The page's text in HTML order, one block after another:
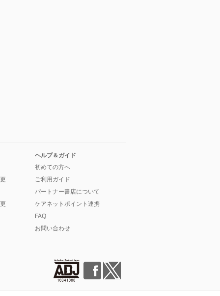
ヘルプ＆ガイド
初めての方へ
ご利用ガイド
パートナー書店について
ケアネットポイント連携
FAQ
お問い合わせ